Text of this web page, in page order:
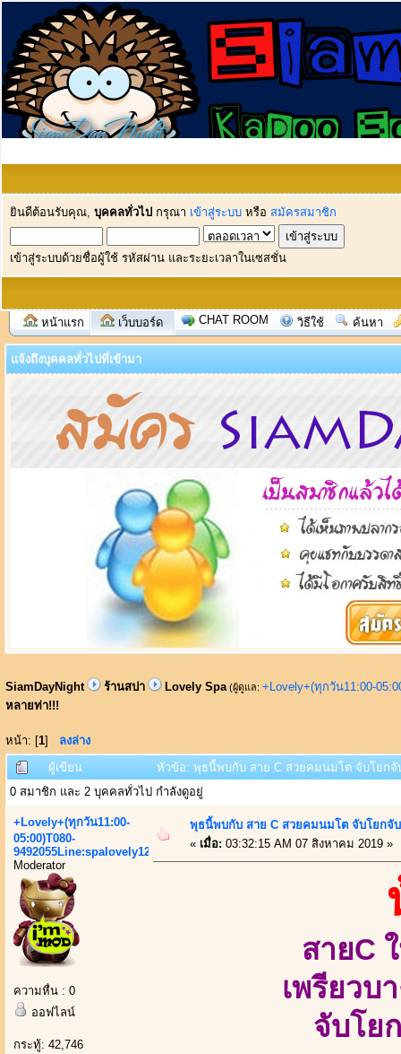
ยินดีต้อนรับคุณ, บุคคลทั่วไป กรุณา เข้าสู่ระบบ หรือ สมัครสมาชิก
เข้าสู่ระบบด้วยชื่อผู้ใช้ รหัสผ่าน และระยะเวลาในเซสชั่น
หน้าแรก เว็บบอร์ด CHAT ROOM วิธีใช้ ค้นหา
แจ้งถึงบุคคลทั่วไปที่เข้ามา
SiamDayNight ร้านสปา Lovely Spa (ผู้ดูแล: +Lovely+(ทุกวัน11:00-
หลายท่า!!!
หน้า: [1] ลงล่าง
ผู้เขียน
หัวข้อ: พุธนี้พบกับ สาย C สวยคมนมโต จับโยกจั
0 สมาชิก และ 2 บุคคลทั่วไป กำลังดูอยู่
+Lovely+(ทุกวัน11:00-
05:00)T080-
9492055Line:spalovely123
Moderator
ความหื่น : 0
ออฟไลน์
กระทู้: 42,746
พุธนี้พบกับ สาย C สวยคมนมโต จับโยกจั
« เมื่อ: 03:32:15 AM 07 สิงหาคม 2019 »
สายC
เพรียวบ
จับโย